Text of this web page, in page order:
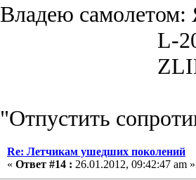
Владею
L-200D
ZLIN 526
"Отпустить
Re: Летчикам ушедших поколений
« Ответ #14 : 26.01.2012, 09:42:47 am »